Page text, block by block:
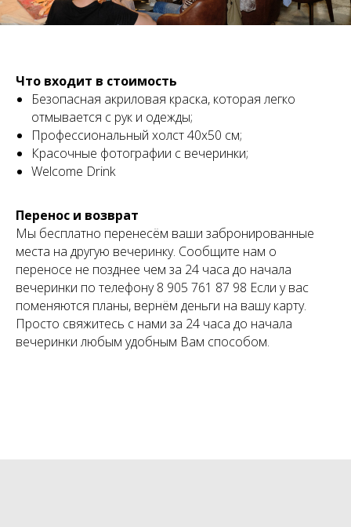
Что входит в стоимость
Безопасная акриловая краска, которая легко
отмывается с рук и одежды;
Профессиональный холст 40x50 см;
Красочные фотографии с вечеринки;
Welcome Drink
Перенос и возврат
Мы бесплатно перенесём ваши забронированные
места на другую вечеринку. Сообщите нам о
переносе не позднее чем за 24 часа до начала
вечеринки по телефону8 905 761 87 98 Если у вас
поменяются планы, вернём деньги на вашу карту.
Просто свяжитесь с нами за 24 часа до начала
вечеринки любым удобным Вам способом.